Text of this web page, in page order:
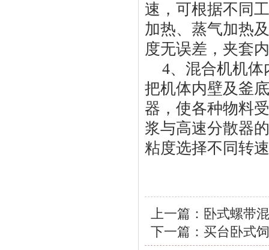
速，可根据不同
加热、蒸气加热
度无误差，夹套
4、混合机机
把机体内壁及釜
器，使各种物料
浆与高速分散器
粘度选择不同转
上一篇： 卧式螺带
下一篇： 买台卧式